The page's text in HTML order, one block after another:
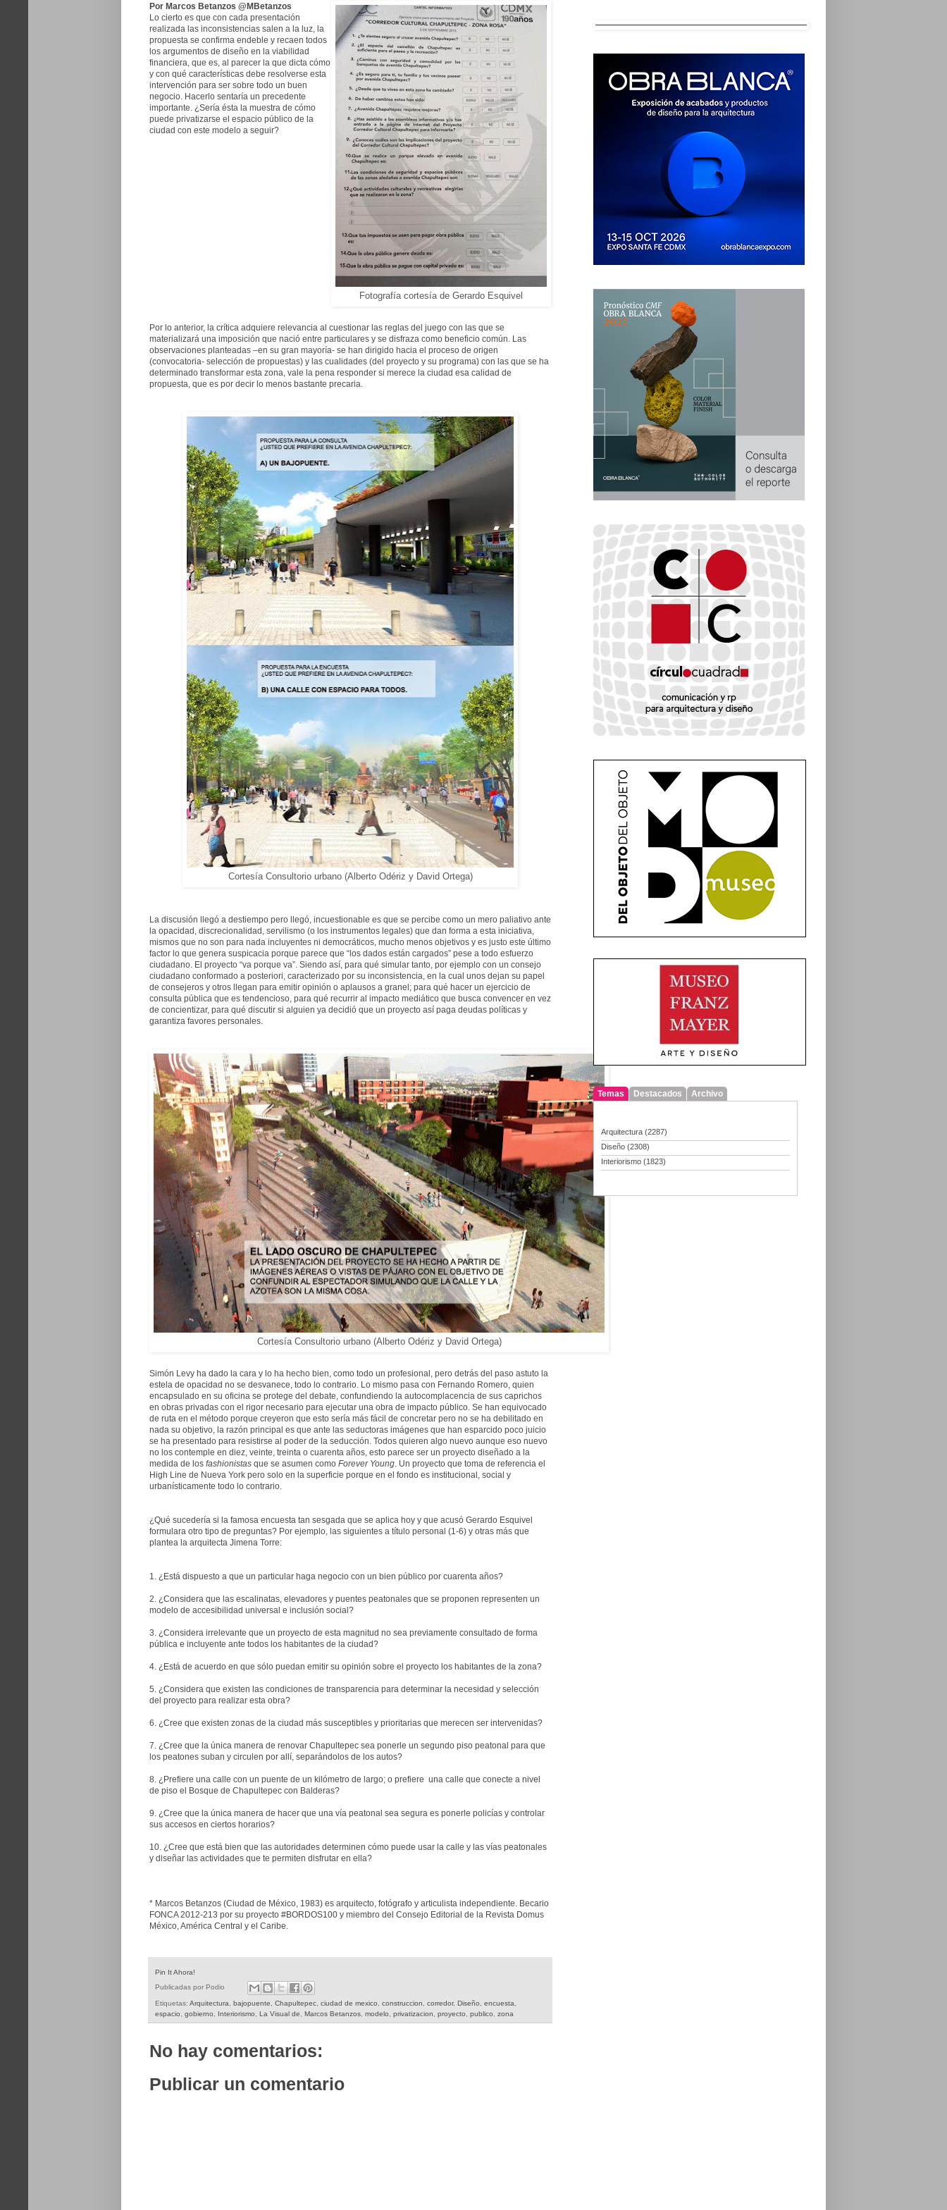
Fotografía cortesía de Gerardo Esquivel
Por Marcos Betanzos @MBetanzos
Lo cierto es que con cada presentación
realizada las inconsistencias salen a la luz, la
propuesta se confirma endeble y recaen todos
los argumentos de diseño en la viabilidad
financiera, que es, al parecer la que dicta cómo
y con qué características debe resolverse esta
intervención para ser sobre todo un buen
negocio. Hacerlo sentaría un precedente
importante. ¿Sería ésta la muestra de cómo
puede privatizarse el espacio público de la
ciudad con este modelo a seguir?
Por lo anterior, la crítica adquiere relevancia al cuestionar las reglas del juego con las que se
materializará una imposición que nació entre particulares y se disfraza como beneficio común. Las
observaciones planteadas –en su gran mayoría- se han dirigido hacia el proceso de origen
(convocatoria- selección de propuestas) y las cualidades (del proyecto y su programa) con las que se ha
determinado transformar esta zona, vale la pena responder si merece la ciudad esa calidad de
propuesta, que es por decir lo menos bastante precaria.
Cortesía Consultorio urbano (Alberto Odériz y David Ortega)
La discusión llegó a destiempo pero llegó, incuestionable es que se percibe como un mero paliativo ante
la opacidad, discrecionalidad, servilismo (o los instrumentos legales) que dan forma a esta iniciativa,
mismos que no son para nada incluyentes ni democráticos, mucho menos objetivos y es justo este último
factor lo que genera suspicacia porque parece que “los dados están cargados” pese a todo esfuerzo
ciudadano. El proyecto “va porque va”. Siendo así, para qué simular tanto, por ejemplo con un consejo
ciudadano conformado a posteriori, caracterizado por su inconsistencia, en la cual unos dejan su papel
de consejeros y otros llegan para emitir opinión o aplausos a granel; para qué hacer un ejercicio de
consulta pública que es tendencioso, para qué recurrir al impacto mediático que busca convencer en vez
de concientizar, para qué discutir si alguien ya decidió que un proyecto así paga deudas políticas y
garantiza favores personales.
Cortesía Consultorio urbano (Alberto Odériz y David Ortega)
Simón Levy ha dado la cara y lo ha hecho bien, como todo un profesional, pero detrás del paso astuto la
estela de opacidad no se desvanece, todo lo contrario. Lo mismo pasa con Fernando Romero, quien
encapsulado en su oficina se protege del debate, confundiendo la autocomplacencia de sus caprichos
en obras privadas con el rigor necesario para ejecutar una obra de impacto público. Se han equivocado
de ruta en el método porque creyeron que esto sería más fácil de concretar pero no se ha debilitado en
nada su objetivo, la razón principal es que ante las seductoras imágenes que han esparcido poco juicio
se ha presentado para resistirse al poder de la seducción. Todos quieren algo nuevo aunque eso nuevo
no los contemple en diez, veinte, treinta o cuarenta años, esto parece ser un proyecto diseñado a la
medida de los fashionistas que se asumen como Forever Young . Un proyecto que toma de referencia el
High Line de Nueva York pero solo en la superficie porque en el fondo es institucional, social y
urbanísticamente todo lo contrario.
¿Qué sucedería si la famosa encuesta tan sesgada que se aplica hoy y que acusó Gerardo Esquivel
formulara otro tipo de preguntas? Por ejemplo, las siguientes a título personal (1-6) y otras más que
plantea la arquitecta Jimena Torre:
1. ¿Está dispuesto a que un particular haga negocio con un bien público por cuarenta años?
2. ¿Considera que las escalinatas, elevadores y puentes peatonales que se proponen representen un
modelo de accesibilidad universal e inclusión social?
3. ¿Considera irrelevante que un proyecto de esta magnitud no sea previamente consultado de forma
pública e incluyente ante todos los habitantes de la ciudad?
4. ¿Está de acuerdo en que sólo puedan emitir su opinión sobre el proyecto los habitantes de la zona?
5. ¿Considera que existen las condiciones de transparencia para determinar la necesidad y selección
del proyecto para realizar esta obra?
6. ¿Cree que existen zonas de la ciudad más susceptibles y prioritarias que merecen ser intervenidas?
7. ¿Cree que la única manera de renovar Chapultepec sea ponerle un segundo piso peatonal para que
los peatones suban y circulen por allí, separándolos de los autos?
8. ¿Prefiere una calle con un puente de un kilómetro de largo; o prefiere una calle que conecte a nivel
de piso el Bosque de Chapultepec con Balderas?
9. ¿Cree que la única manera de hacer que una vía peatonal sea segura es ponerle policías y controlar
sus accesos en ciertos horarios?
10. ¿Cree que está bien que las autoridades determinen cómo puede usar la calle y las vías peatonales
y diseñar las actividades que te permiten disfrutar en ella?
* Marcos Betanzos (Ciudad de México, 1983) es arquitecto, fotógrafo y articulista independiente. Becario
FONCA 2012-213 por su proyecto #BORDOS100 y miembro del Consejo Editorial de la Revista Domus
México, América Central y el Caribe.
Pin It Ahora!
Publicadas por Podio
Etiquetas: Arquitectura bajopuente Chapultepec ciudad de mexico construccion corredor, Diseño encuesta
espacio
gobierno Interiorismo La Visual de Marcos Betanzos modelo privatizacion proyecto publico zona
No hay comentarios:
Publicar un comentario
Temas Destacados Archivo
Arquitectura (2287)
Diseño (2308)
Interiorismo (1823)